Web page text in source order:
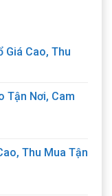
Giá Cao, Thu
Tận Nơi, Cam
Thu Mua Tận